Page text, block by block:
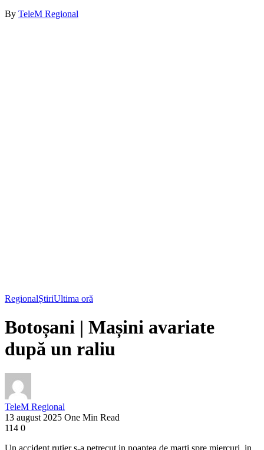
By TeleM Regional
RegionalȘtiriUltima oră
Botoșani | Mașini avariate
după un raliu
TeleM Regional
13 august 2025 One Min Read
114 0
Un accident rutier s-a petrecut in noaptea de marti spre miercuri, in